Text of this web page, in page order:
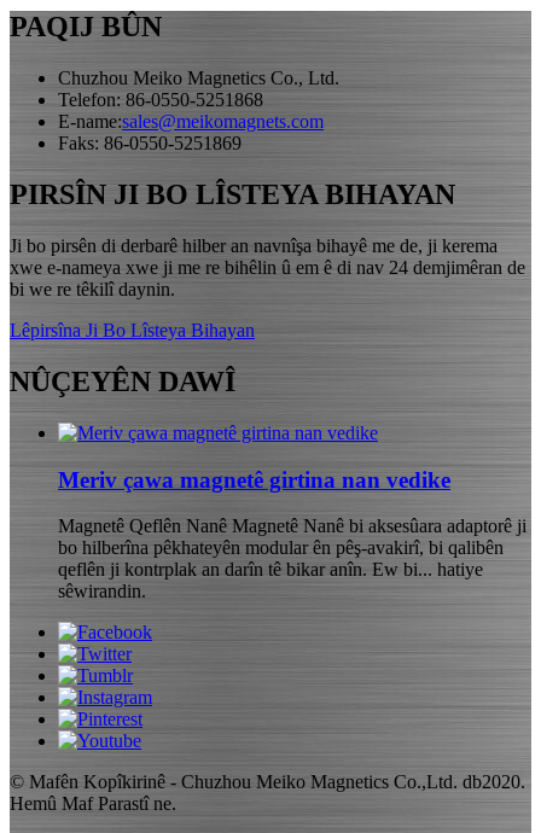
PAQIJ BÛN
Chuzhou Meiko Magnetics Co., Ltd.
Telefon: 86-0550-5251868
E-name:sales@meikomagnets.com
Faks: 86-0550-5251869
PIRSÎN JI BO LÎSTEYA BIHAYAN
Ji bo pirsên di derbarê hilber an navnîşa bihayê me de, ji kerema
xwe e-nameya xwe ji me re bihêlin û em ê di nav 24 demjimêran de
bi we re têkilî daynin.
Lêpirsîna Ji Bo Lîsteya Bihayan
NÛÇEYÊN DAWÎ
Meriv çawa magnetê girtina nan vedike
Magnetê Qeflên Nanê Magnetê Nanê bi aksesûara adaptorê ji
bo hilberîna pêkhateyên modular ên pêş-avakirî, bi qalibên
qeflên ji kontrplak an darîn tê bikar anîn. Ew bi... hatiye
sêwirandin.
© Mafên Kopîkirinê - Chuzhou Meiko Magnetics Co.,Ltd. db2020.
Hemû Maf Parastî ne.